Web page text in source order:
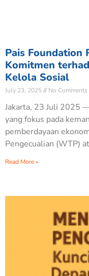
Pais Foundation
Komitmen
Kelola Sosial
July 23, 2025 No Comments
Jakarta, 23 Juli 2025
yang fokus pada
pemberdayaan
Pengecualian (WTP)
Read More »